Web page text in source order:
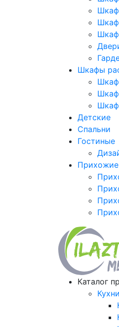
Шкафы
Детские
Спальни
Гостиные
Прихожие
Каталог
Кухни